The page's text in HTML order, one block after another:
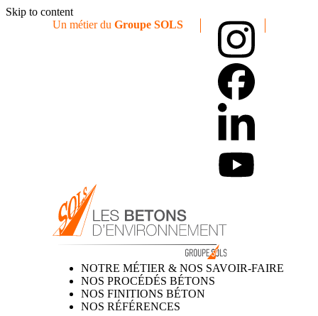
Skip to content
Un métier duGroupe SOLS
NOTRE MÉTIER & NOS SAVOIR-FAIRE
NOS PROCÉDÉS BÉTONS
NOS FINITIONS BÉTON
NOS RÉFÉRENCES